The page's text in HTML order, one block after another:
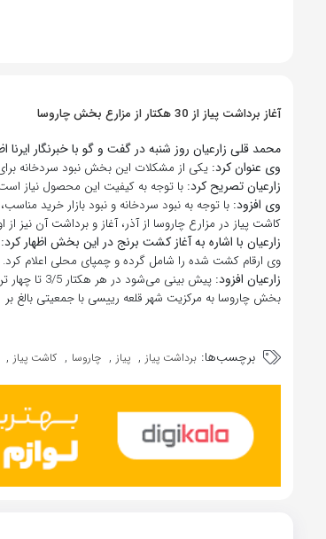
آغاز برداشت پیاز از 30 هکتار از مزارع بخش چاروسا
محمد قلی زارعیان روز شنبه در گفت و گو با خبرنگار ایرنا
وی عنوان کرد: یکی از مشکلات این بخش نبود سردخانه
زارعیان تصریح کرد: با توجه به کیفیت این محصول نیاز
وی افزود: با توجه به نبود سردخانه و نبود بازار خرید
کاشت پیاز در مزارع چاروسا از آذر، آغاز و برداشت آن نیز از
زارعیان با اشاره به آغاز کشت برنج در این بخش اظهار کرد:
وی ارقام کشت شده را شامل گرده و چمپای محلی اعلام کرد.
زارعیان افزود: پیش بینی می‌شود در هر هکتار 3/5 تا چهار تن برنج برداشت شود.
بخش چاروسا به مرکزیت شهر قلعه رییسی با جمعیتی بالغ بر 21 هزار نفر در 65 کیلومتری دهدشت مرکز شهرستان کهگیلویه قرار دارد.
برچسب‌ها: برداشت پیاز , پیاز , چاروسا , کاشت پیاز ,